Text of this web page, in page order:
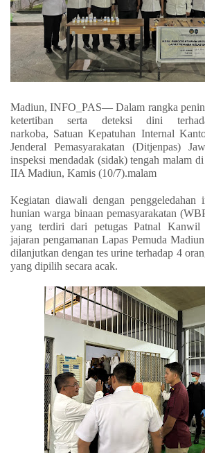
Madiun, INFO_PAS— Dalam rangka
ketertiban serta deteksi dini
narkoba, Satuan Kepatuhan Internal
Jenderal Pemasyarakatan (Ditjenpas)
inspeksi mendadak (sidak) tengah malam
IIA Madiun, Kamis (10/7).malam
Kegiatan diawali dengan penggeledahan
hunian warga binaan pemasyarakatan
yang terdiri dari petugas Patnal Kanwil
jajaran pengamanan Lapas Pemuda
dilanjutkan dengan tes urine terhadap 4
yang dipilih secara acak.